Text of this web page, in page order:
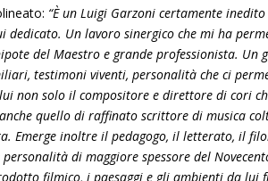
“È un Luigi Garzoni certamente
Un lavoro sinergico che mi ha
del Maestro e grande professionista. Un
testimoni viventi, personalità che ci
non solo il compositore e direttore di cori
quello di raffinato scrittore di musica
Emerge inoltre il pedagogo, il letterato, il
di maggiore spessore del
filmico, i paesaggi e gli ambienti da lui